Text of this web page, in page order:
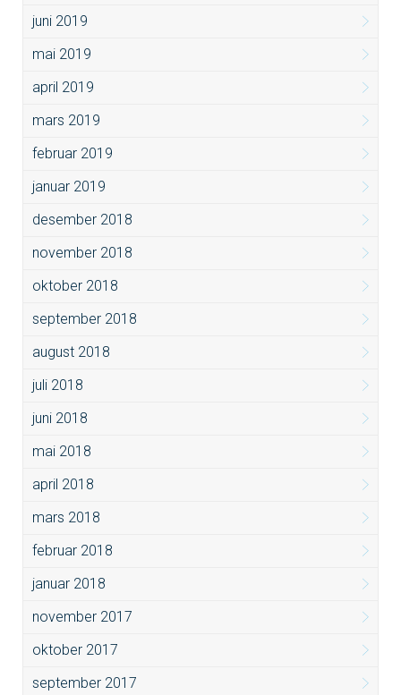
juni 2019
mai 2019
april 2019
mars 2019
februar 2019
januar 2019
desember 2018
november 2018
oktober 2018
september 2018
august 2018
juli 2018
juni 2018
mai 2018
april 2018
mars 2018
februar 2018
januar 2018
november 2017
oktober 2017
september 2017